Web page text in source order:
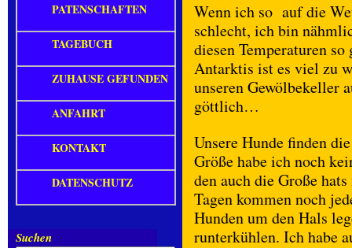
Wenn ich so auf die
schlecht, ich bin
diesen Temperaturen
Antarktis ist es viel zu
unseren Gewölbekeller
göttlich…
Unsere Hunde finden
Größe habe ich noch
den auch die Große
Tagen kommen noch
Hunden um den Hals
runterkühlen. Ich habe
PATENSCHAFTEN
TAGEBUCH
ZUHAUSE GEFUNDEN
ANFAHRT
KONTAKT
DATENSCHUTZ
Suchen